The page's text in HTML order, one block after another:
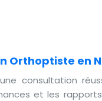
Orthoptiste en
consultation
et les